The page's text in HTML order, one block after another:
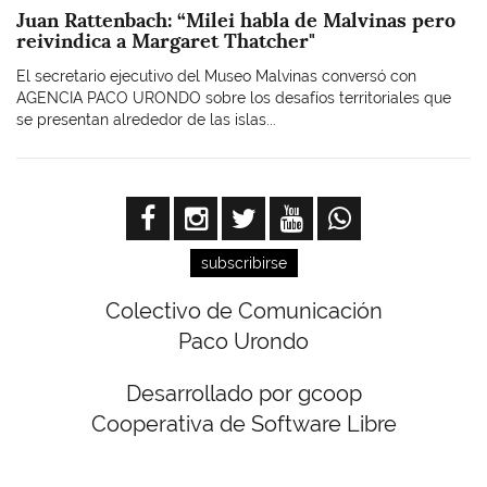
Juan Rattenbach: “Milei habla de Malvinas pero
reivindica a Margaret Thatcher"
El secretario ejecutivo del Museo Malvinas conversó con
AGENCIA PACO URONDO sobre los desafíos territoriales que
se presentan alrededor de las islas...
subscribirse
Colectivo de Comunicación
Paco Urondo
Desarrollado por gcoop
Cooperativa de Software Libre